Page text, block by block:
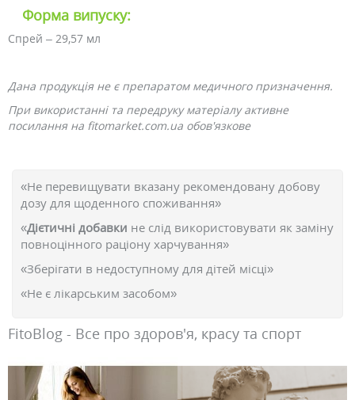
Форма випуску:
Спрей – 29,57 мл
Дана продукція не є препаратом медичного призначення.
При використанні та передруку матеріалу активне
посилання на fitomarket.com.ua обов'язкове
«Не перевищувати вказану рекомендовану добову
дозу для щоденного споживання»
«Дієтичні добавки не слід використовувати як заміну
повноцінного раціону харчування»
«Зберігати в недоступному для дітей місці»
«Не є лікарським засобом»
FitoBlog - Все про здоров'я, красу та спорт